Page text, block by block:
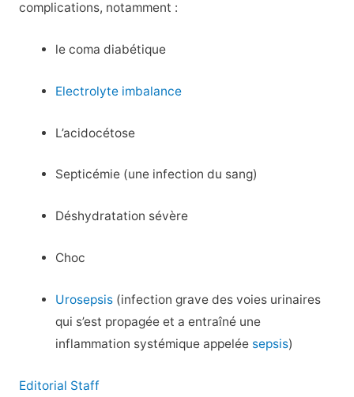
complications, notamment :
le coma diabétique
Electrolyte imbalance
L’acidocétose
Septicémie (une infection du sang)
Déshydratation sévère
Choc
Urosepsis (infection grave des voies urinaires
qui s’est propagée et a entraîné une
inflammation systémique appelée sepsis)
Editorial Staff